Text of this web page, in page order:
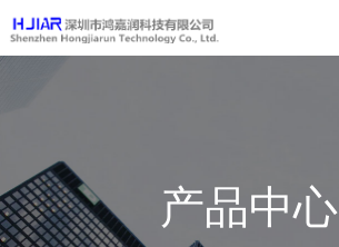
产品中心